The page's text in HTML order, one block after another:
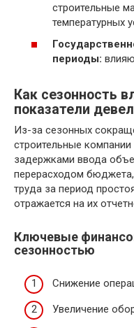
строительные
температурных
периоды:
Как сезонность
показатели
Из-за сезонных
строительные
задержками ввода
перерасходом бюджета,
труда за период
отражается на их
Ключевые
сезонностью
Снижение
Увеличение